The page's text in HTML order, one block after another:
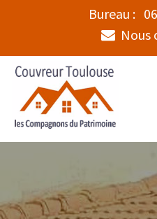
Bureau :
Nous